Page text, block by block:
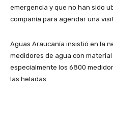
emergencia y que no han sido
compañía para agendar una
Aguas Araucanía insistió en la
medidores de agua con
especialmente los 6800
las heladas.